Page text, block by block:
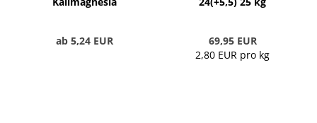
ab 5,24 EUR
69,95 EUR
2,80 EUR pro kg